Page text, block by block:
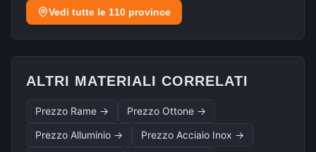
Vedi tutte le 110 province
ALTRI MATERIALI CORRELATI
Prezzo Rame →
Prezzo Ottone →
Prezzo Alluminio →
Prezzo Acciaio Inox →